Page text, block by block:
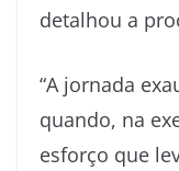
detalhou a
“A jornada
quando, na
esforço que